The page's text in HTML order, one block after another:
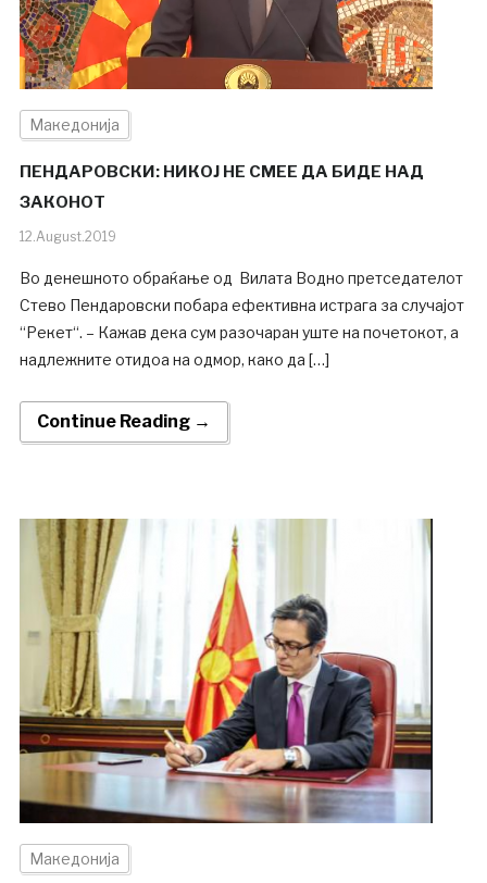
Македонија
ПЕНДАРОВСКИ: НИКОЈ НЕ СМЕЕ ДА БИДЕ НАД
ЗАКОНОТ
12.August.2019
Во денешното обраќање од Вилата Водно претседателот
Стево Пендаровски побара ефективна истрага за случајот
“Рекет“. – Кажав дека сум разочаран уште на почетокот, а
надлежните отидоа на одмор, како да […]
Continue Reading →
Македонија